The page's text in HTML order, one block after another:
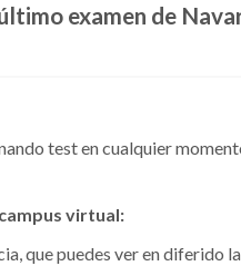
examen de
test en cualquier
virtual:
que puedes ver en diferido